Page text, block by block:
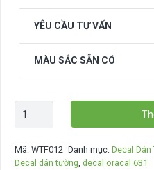
YÊU CẦU TƯ VẤN
MÀU SẮC SẴN CÓ
Decal
-
Mã: WTF012 Danh mục:Decal Dán
Decal dán tường decal oracal 631